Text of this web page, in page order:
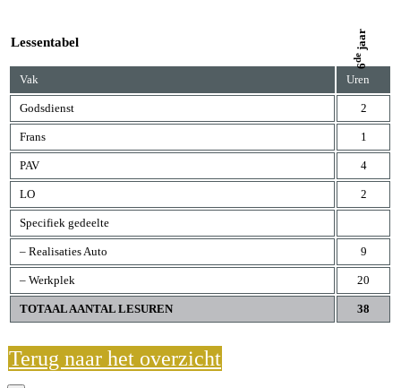
Lessentabel
6
de
jaar
Vak Uren
Godsdienst 2
Frans 1
PAV 4
LO 2
Specifiek gedeelte
– Realisaties Auto 9
– Werkplek 20
TOTAAL AANTAL LESUREN 38
Terug naar het overzicht